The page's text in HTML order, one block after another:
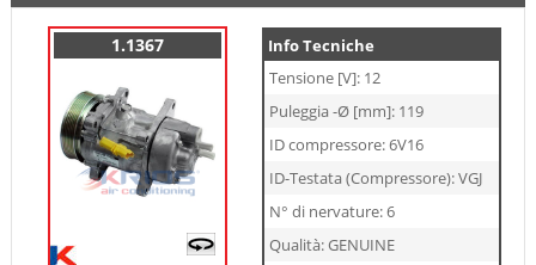
1.1367
Info Tecniche
Tensione [V]: 12
Puleggia -Ø [mm]: 119
ID compressore: 6V16
ID-Testata (Compressore): VGJ
N° di nervature: 6
Qualità: GENUINE